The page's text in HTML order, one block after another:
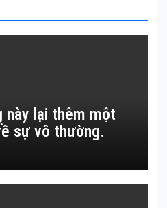
này lại thêm một
sự vô thường.